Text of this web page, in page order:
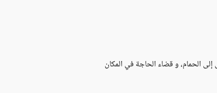
الحمام، و قضاء الحاجة في المكان